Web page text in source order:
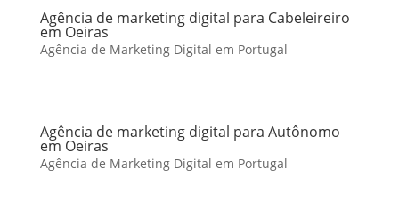
Agência de marketing digital para Cabeleireiro
em Oeiras
Agência de Marketing Digital em Portugal
Agência de marketing digital para Autônomo
em Oeiras
Agência de Marketing Digital em Portugal